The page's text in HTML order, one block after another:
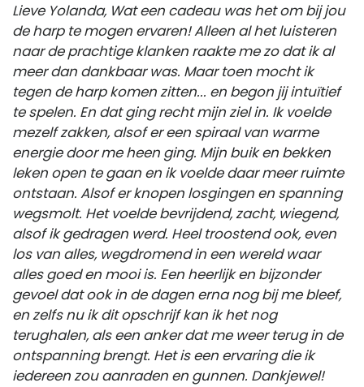
Lieve Yolanda, Wat een cadeau was het om bij jou
de harp te mogen ervaren! Alleen al het luisteren
naar de prachtige klanken raakte me zo dat ik al
meer dan dankbaar was. Maar toen mocht ik
tegen de harp komen zitten... en begon jij intuïtief
te spelen. En dat ging recht mijn ziel in. Ik voelde
mezelf zakken, alsof er een spiraal van warme
energie door me heen ging. Mijn buik en bekken
leken open te gaan en ik voelde daar meer ruimte
ontstaan. Alsof er knopen losgingen en spanning
wegsmolt. Het voelde bevrijdend, zacht, wiegend,
alsof ik gedragen werd. Heel troostend ook, even
los van alles, wegdromend in een wereld waar
alles goed en mooi is. Een heerlijk en bijzonder
gevoel dat ook in de dagen erna nog bij me bleef,
en zelfs nu ik dit opschrijf kan ik het nog
terughalen, als een anker dat me weer terug in de
ontspanning brengt. Het is een ervaring die ik
iedereen zou aanraden en gunnen. Dankjewel!